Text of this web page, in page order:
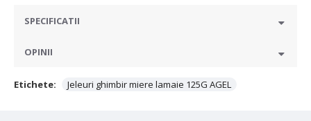
SPECIFICATII
OPINII
Etichete: Jeleuri ghimbir miere lamaie 125G AGEL